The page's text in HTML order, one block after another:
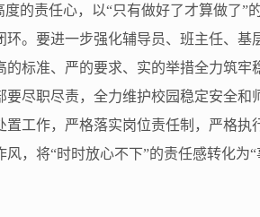
的责任心，以“只有做好了才算做了
。要进一步强化辅导员、班主任、
标准、严的要求、实的举措全力筑
尽职尽责，全力维护校园稳定安全和
工作，严格落实岗位责任制，严格
，将“时时放心不下”的责任感转化为